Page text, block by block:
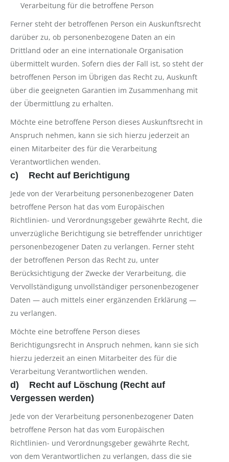
Verarbeitung für die betroffene Person
Ferner steht der betroffenen Person ein Auskunftsrecht
darüber zu, ob personenbezogene Daten an ein
Drittland oder an eine internationale Organisation
übermittelt wurden. Sofern dies der Fall ist, so steht der
betroffenen Person im Übrigen das Recht zu, Auskunft
über die geeigneten Garantien im Zusammenhang mit
der Übermittlung zu erhalten.
Möchte eine betroffene Person dieses Auskunftsrecht in
Anspruch nehmen, kann sie sich hierzu jederzeit an
einen Mitarbeiter des für die Verarbeitung
Verantwortlichen wenden.
c) Recht auf Berichtigung
Jede von der Verarbeitung personenbezogener Daten
betroffene Person hat das vom Europäischen
Richtlinien- und Verordnungsgeber gewährte Recht, die
unverzügliche Berichtigung sie betreffender unrichtiger
personenbezogener Daten zu verlangen. Ferner steht
der betroffenen Person das Recht zu, unter
Berücksichtigung der Zwecke der Verarbeitung, die
Vervollständigung unvollständiger personenbezogener
Daten — auch mittels einer ergänzenden Erklärung —
zu verlangen.
Möchte eine betroffene Person dieses
Berichtigungsrecht in Anspruch nehmen, kann sie sich
hierzu jederzeit an einen Mitarbeiter des für die
Verarbeitung Verantwortlichen wenden.
d) Recht auf Löschung (Recht auf
Vergessen werden)
Jede von der Verarbeitung personenbezogener Daten
betroffene Person hat das vom Europäischen
Richtlinien- und Verordnungsgeber gewährte Recht,
von dem Verantwortlichen zu verlangen, dass die sie